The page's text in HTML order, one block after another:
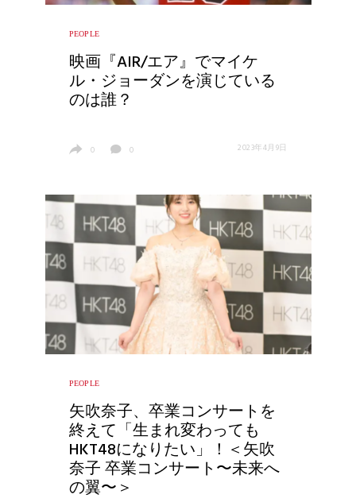
PEOPLE
映画『AIR/エア』でマイケ
ル・ジョーダンを演じている
のは誰？
0 0 2023年4月9日
PEOPLE
矢吹奈子、卒業コンサートを
終えて「生まれ変わっても
HKT48になりたい」！＜矢吹
奈子 卒業コンサート〜未来へ
の翼〜＞